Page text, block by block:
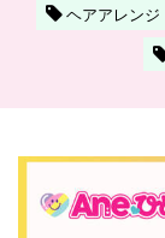
ヘアアレンジ